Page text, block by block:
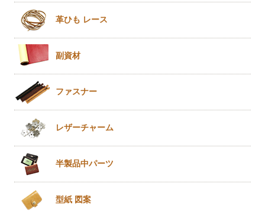
革ひも レース
副資材
ファスナー
レザーチャーム
半製品中パーツ
型紙 図案